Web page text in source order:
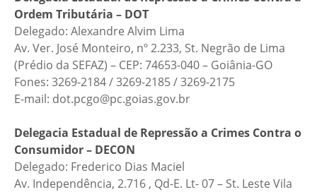
Ordem Tributária – DOT
Delegado: Alexandre Alvim Lima
Av. Ver. José Monteiro, nº 2.233, St. Negrão de Lima
(Prédio da SEFAZ) – CEP: 74653-040 – Goiânia-GO
Fones: 3269-2184 / 3269-2185 / 3269-2175
E-mail: dot.pcgo@pc.goias.gov.br
Delegacia Estadual de Repressão a Crimes Contra o
Consumidor – DECON
Delegado: Frederico Dias Maciel
Av. Independência, 2.716 , Qd-E. Lt- 07 – St. Leste Vila